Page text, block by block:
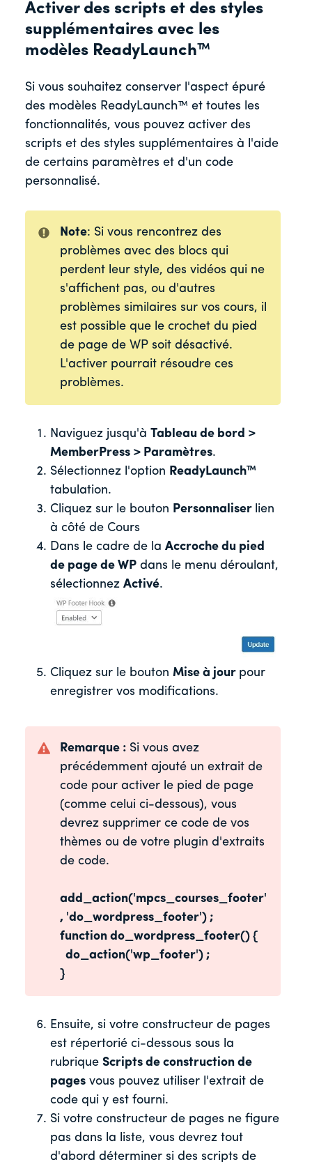
Activer des scripts et des styles
supplémentaires avec les
modèles ReadyLaunch™
Si vous souhaitez conserver l'aspect épuré
des modèles ReadyLaunch™ et toutes les
fonctionnalités, vous pouvez activer des
scripts et des styles supplémentaires à l'aide
de certains paramètres et d'un code
personnalisé.
Note: Si vous rencontrez des
problèmes avec des blocs qui
perdent leur style, des vidéos qui ne
s'affichent pas, ou d'autres
problèmes similaires sur vos cours, il
est possible que le crochet du pied
de page de WP soit désactivé.
L'activer pourrait résoudre ces
problèmes.
Naviguez jusqu'à Tableau de bord >
MemberPress > Paramètres.
Sélectionnez l'option ReadyLaunch™
tabulation.
Cliquez sur le bouton Personnaliser lien
à côté de Cours
Dans le cadre de la Accroche du pied
de page de WP dans le menu déroulant,
sélectionnez Activé.
Cliquez sur le bouton Mise à jour pour
enregistrer vos modifications.
Remarque : Si vous avez
précédemment ajouté un extrait de
code pour activer le pied de page
(comme celui ci-dessous), vous
devrez supprimer ce code de vos
thèmes ou de votre plugin d'extraits
de code.
add_action('mpcs_courses_footer'
, 'do_wordpress_footer') ;
function do_wordpress_footer() {
do_action('wp_footer') ;
}
Ensuite, si votre constructeur de pages
est répertorié ci-dessous sous la
rubrique Scripts de construction de
pages vous pouvez utiliser l'extrait de
code qui y est fourni.
Si votre constructeur de pages ne figure
pas dans la liste, vous devrez tout
d'abord déterminer si des scripts de